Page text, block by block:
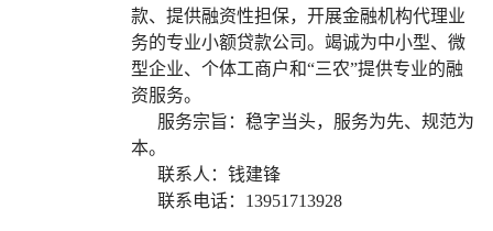
款、提供融资性担保，开展金融机构代理业
务的专业小额贷款公司。竭诚为中小型、微
型企业、个体工商户和“三农”提供专业的融
资服务。
服务宗旨：稳字当头，服务为先、规范为
本。
联系人：钱建锋
联系电话：13951713928